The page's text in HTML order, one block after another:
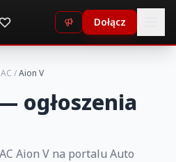
Dołącz
/Aion V
ogłoszenia
Aion V na portalu Auto